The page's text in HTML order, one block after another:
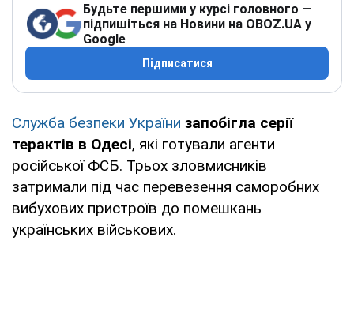
Будьте першими у курсі головного —
підпишіться на Новини на OBOZ.UA у
Google
Підписатися
Служба безпеки України запобігла серії
терактів в Одесі, які готували агенти
російської ФСБ. Трьох зловмисників
затримали під час перевезення саморобних
вибухових пристроїв до помешкань
українських військових.